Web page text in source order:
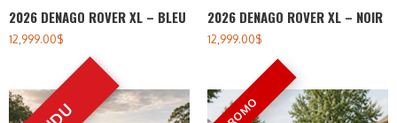
2026 DENAGO ROVER XL – BLEU
12,999.00$
2026 DENAGO ROVER XL – NOIR
12,999.00$